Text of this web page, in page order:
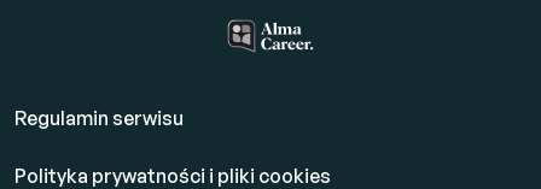
Regulamin serwisu
Polityka prywatności i pliki cookies